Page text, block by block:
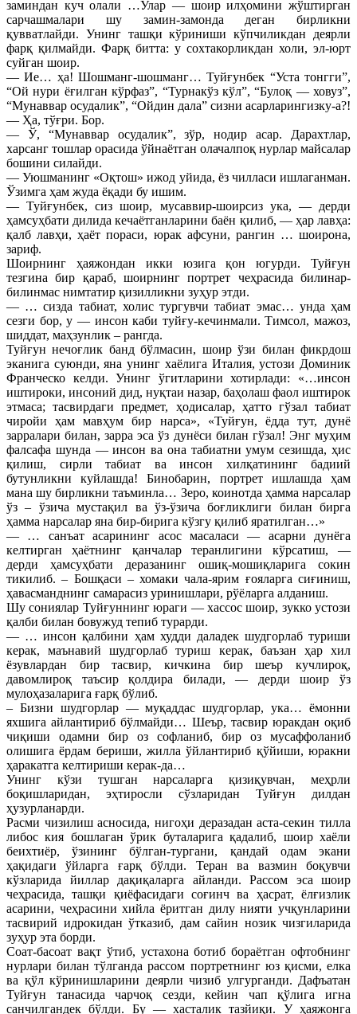
заминдан куч олали …Улар — шоир илҳомини жўштирган
сарчашмалари шу замин-замонда деган бирликни
қувватлайди. Унинг ташқи кўриниши кўпчиликдан деярли
фарқ қилмайди. Фарқ битта: у сохтакорликдан холи, эл-юрт
суйган шоир.
— Ие… ҳа! Шошманг-шошманг… Туйғунбек “Уста тонгги”,
“Ой нури ёғилган кўрфаз”, “Турнакўз кўл”, “Булоқ — ховуз”,
“Мунаввар осудалик”, “Ойдин дала” сизни асарларингизку-а?!
— Ҳа, тўғри. Бор.
— Ў, “Мунаввар осудалик”, зўр, нодир асар. Дарахтлар,
харсанг тошлар орасида ўйнаётган олачалпоқ нурлар майсалар
бошини силайди.
— Уюшманинг «Оқтош» ижод уйида, ёз чилласи ишлаганман.
Ўзимга ҳам жуда ёқади бу ишим.
— Туйғунбек, сиз шоир, мусаввир-шоирсиз ука, — дерди
ҳамсуҳбати дилида кечаётганларини баён қилиб, — ҳар лавҳа:
қалб лавҳи, ҳаёт пораси, юрак афсуни, рангин … шоирона,
зариф.
Шоирнинг ҳаяжондан икки юзига қон югурди. Туйғун
тезгина бир қараб, шоирнинг портрет чеҳрасида билинар-
билинмас нимтатир қизилликни зуҳур этди.
— … сизда табиат, холис тургувчи табиат эмас… унда ҳам
сезги бор, у — инсон каби туйғу-кечинмали. Тимсол, мажоз,
шиддат, маҳзунлик – рангда.
Туйғун нечоғлик банд бўлмасин, шоир ўзи билан фикрдош
эканига суюнди, яна унинг хаёлига Италия, устози Доминик
Франческо келди. Унинг ўгитларини хотирлади: «…инсон
иштироки, инсоний дид, нуқтаи назар, баҳолаш фаол иштирок
этмаса; тасвирдаги предмет, ҳодисалар, ҳатто гўзал табиат
чиройи ҳам мавҳум бир нарса», «Туйғун, ёдда тут, дунё
зарралари билан, зарра эса ўз дунёси билан гўзал! Энг муҳим
фалсафа шунда — инсон ва она табиатни умум сезишда, ҳис
қилиш, сирли табиат ва инсон хилқатининг бадиий
бутунликни куйлашда! Бинобарин, портрет ишлашда ҳам
мана шу бирликни таъминла… Зеро, коинотда ҳамма нарсалар
ўз – ўзича мустақил ва ўз-ўзича боғликлиги билан бирга
ҳамма нарсалар яна бир-бирига кўзгу қилиб яратилган…»
— … санъат асарининг асос масаласи — асарни дунёга
келтирган ҳаётнинг қанчалар теранлигини кўрсатиш, —
дерди ҳамсуҳбати деразанинг ошиқ-мошиқларига сокин
тикилиб. – Бошқаси – хомаки чала-ярим ғояларга сиғиниш,
ҳавасманднинг самарасиз уринишлари, рўёларга алданиш.
Шу сониялар Туйғуннинг юраги — хассос шоир, зукко устози
қалби билан бовужуд тепиб турарди.
— … инсон қалбини ҳам худди даладек шудгорлаб туриши
керак, маънавий шудгорлаб туриш керак, баъзан ҳар хил
ёзувлардан бир тасвир, кичкина бир шеър кучлироқ,
давомлироқ таъсир қолдира билади, — дерди шоир ўз
мулоҳазаларига ғарқ бўлиб.
– Бизни шудгорлар — муқаддас шудгорлар, ука… ёмонни
яхшига айлантириб бўлмайди… Шеър, тасвир юракдан оқиб
чиқиши одамни бир оз софланиб, бир оз мусаффоланиб
олишига ёрдам бериши, жилла ўйлантириб қўйиши, юракни
ҳаракатга келтириши керак-да…
Унинг кўзи тушган нарсаларга қизиқувчан, меҳрли
боқишларидан, эҳтиросли сўзларидан Туйғун дилдан
ҳузурланарди.
Расми чизилиш асносида, нигоҳи деразадан аста-секин тилла
либос кия бошлаган ўрик буталарига қадалиб, шоир хаёли
беихтиёр, ўзининг бўлган-тургани, қандай одам экани
ҳақидаги ўйларга ғарқ бўлди. Теран ва вазмин боқувчи
кўзларида йиллар дақиқаларга айланди. Рассом эса шоир
чеҳрасида, ташқи қиёфасидаги соғинч ва ҳасрат, ёлғизлик
асарини, чеҳрасини хийла ёритган дилу нияти учқунларини
тасвирий идрокидан ўтказиб, дам сайин нозик чизгиларида
зуҳур эта борди.
Соат-басоат вақт ўтиб, устахона ботиб бораётган офтобнинг
нурлари билан тўлганда рассом портретнинг юз қисми, елка
ва қўл кўринишларини деярли чизиб улгурганди. Дафъатан
Туйғун танасида чарчоқ сезди, кейин чап қўлига игна
санчилгандек бўлди. Бу — хасталик тазйиқи. У ҳаяжонга